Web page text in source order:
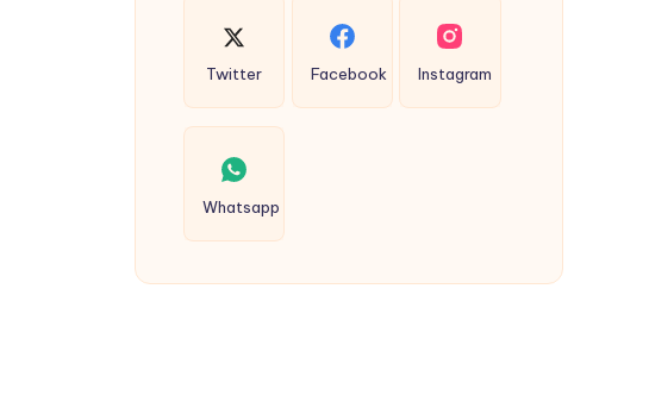
Twitter Facebook Instagram
Whatsapp